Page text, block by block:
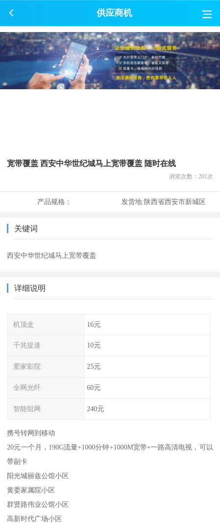
供应商机
宽带覆盖 西安中华世纪城马上宽带覆盖 随时在线
浏览次数： 201 次
产品规格： 发货地:陕西省西安市新城区
关键词
西安中华世纪城马上宽带覆盖
详细说明
机顶盒 16元
千兆提速 10元
爱家影院 25元
全网光纤 60元
智能组网 240元
携号转网到移动
20元一个月，190G流量+1000分钟+1000M宽带+一路高清电视，可以
带副卡
阳光城丽兹公馆小区
黄委家属院小区
群贤路伟业公馆小区
高新时代广场小区